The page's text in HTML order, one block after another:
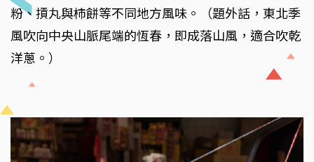
粉、摃丸與柿餅等不同地方風味。（題外話，東北季
風吹向中央山脈尾端的恆春，即成落山風，適合吹乾
洋蔥。）